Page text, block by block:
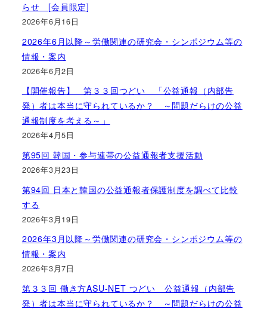
らせ [会員限定]
2026年6月16日
2026年6月以降～労働関連の研究会・シンポジウム等の
情報・案内
2026年6月2日
【開催報告】 第３３回つどい 「公益通報（内部告
発）者は本当に守られているか？ ～問題だらけの公益
通報制度を考える～」
2026年4月5日
第95回 韓国・参与連帯の公益通報者支援活動
2026年3月23日
第94回 日本と韓国の公益通報者保護制度を調べて比較
する
2026年3月19日
2026年3月以降～労働関連の研究会・シンポジウム等の
情報・案内
2026年3月7日
第３３回 働き方ASU-NET つどい 公益通報（内部告
発）者は本当に守られているか？ ～問題だらけの公益